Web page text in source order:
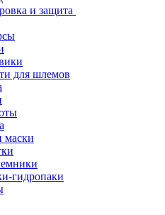
и защита
для шлемов
маски
гидропаки